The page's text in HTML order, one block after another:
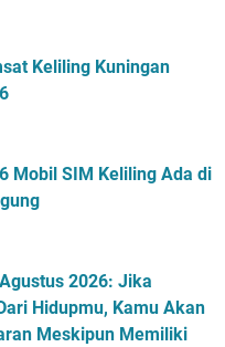
Keliling Kuningan
Mobil SIM Keliling Ada di
2026: Jika
Hidupmu, Kamu Akan
Meskipun Memiliki